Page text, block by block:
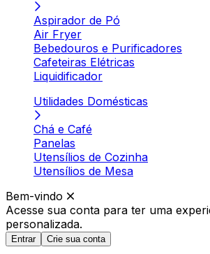
Aspirador de Pó
Air Fryer
Bebedouros e Purificadores
Cafeteiras Elétricas
Liquidificador
Utilidades Domésticas
Chá e Café
Panelas
Utensílios de Cozinha
Utensílios de Mesa
Bem-vindo
Acesse sua conta para ter uma
personalizada.
Entrar Crie sua conta